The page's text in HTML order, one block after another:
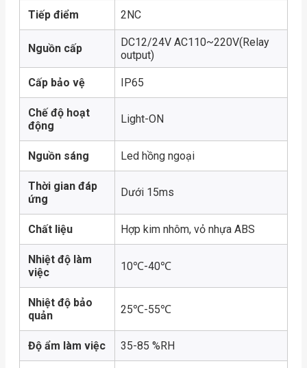
Tiếp điểm 2NC
Nguồn cấp
DC12/24V AC110~220V(Relay
output)
Cấp bảo vệ IP65
Chế độ hoạt
động
Light-ON
Nguồn sáng Led hồng ngoại
Thời gian đáp
ứng
Dưới 15ms
Chất liệu Hợp kim nhôm, vỏ nhựa ABS
Nhiệt độ làm
việc
10℃-40℃
Nhiệt độ bảo
quản
25℃-55℃
Độ ẩm làm việc 35-85 %RH